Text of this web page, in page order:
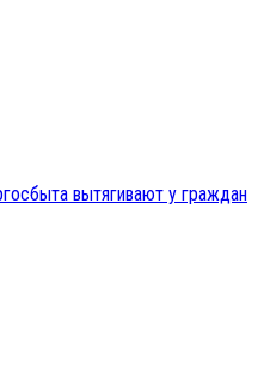
вытягивают у граждан